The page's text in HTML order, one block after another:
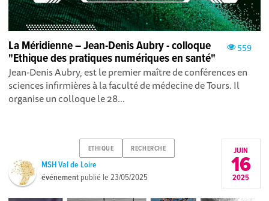
559
La Méridienne – Jean-Denis Aubry - colloque
"Ethique des pratiques numériques en santé"
Jean-Denis Aubry, est le premier maître de conférences en
sciences infirmières à la faculté de médecine de Tours. Il
organise un colloque le 28...
ETHIQUE RECHERCHE
MSH Val de Loire
événement publié le23/05/2025
JUIN
16
2025